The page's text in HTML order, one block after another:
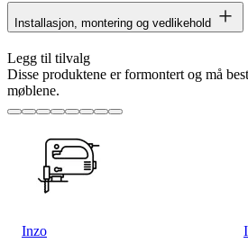
Installasjon, montering og vedlikehold
Legg til tilvalg
Disse produktene er formontert og må
møblene.
Inzo